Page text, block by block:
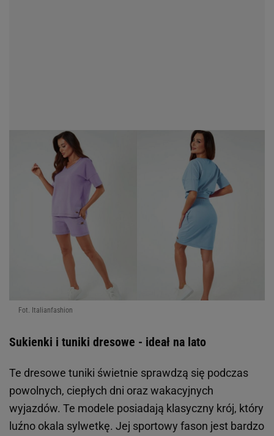
Fot. Italianfashion
Sukienki i tuniki dresowe - ideał na lato
Te dresowe tuniki świetnie sprawdzą się podczas
powolnych, ciepłych dni oraz wakacyjnych
wyjazdów. Te modele posiadają klasyczny krój, który
luźno okala sylwetkę. Jej sportowy fason jest bardzo